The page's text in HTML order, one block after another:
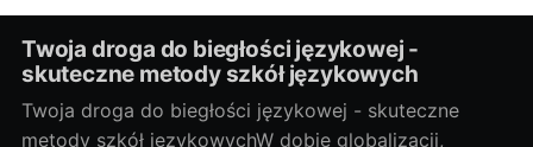
Twoja droga do biegłości językowej -
skuteczne metody szkół językowych
Twoja droga do biegłości językowej - skuteczne
metody szkół językowychW dobie globalizacji,